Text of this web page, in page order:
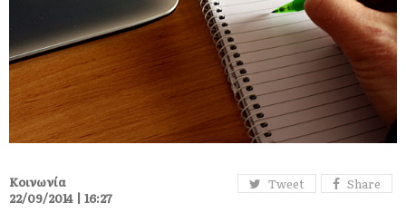
Tweet Share
Κοινωνία
22/09/2014 | 16:27